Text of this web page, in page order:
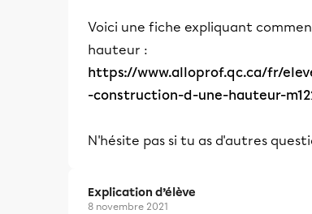
Voici une fiche expliquant
hauteur :
https://www.alloprof.qc.ca/fr/
-construction-d-une-hauteur-
N'hésite pas si tu as d'autres
Explication d’élève
8 novembre 2021